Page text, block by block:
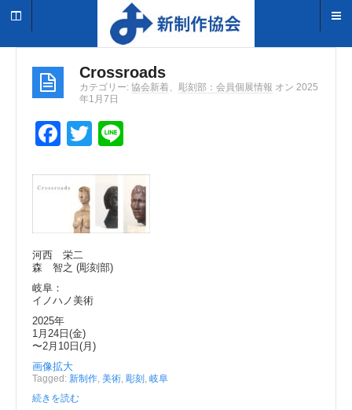
Crossroads
カテゴリー: 協会新着、 彫刻部：会員個展情報 オン 2025
年1月7日
F
c
e
b
o
k
T
tt
er
e
河西 栄二
森 智之 (彫刻部)
岐阜：
イノハノ美術
2025年
1月24日(金)
〜2月10日(月)
画像拡大
Tagged: 新制作, 美術, 彫刻 , 岐阜
続きを読む